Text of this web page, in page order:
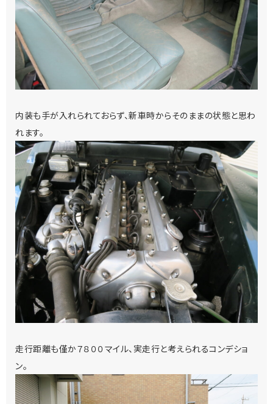
内装も手が入れられておらず、新車時からそのままの状態と思わ
れます。
走行距離も僅か７８００マイル、実走行と考えられるコンデショ
ン。